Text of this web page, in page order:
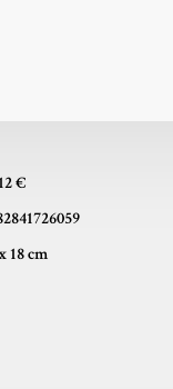
€
x 18 cm